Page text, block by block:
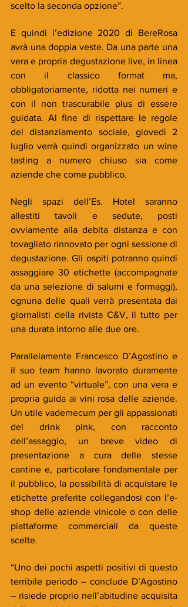
scelto la seconda opzione”.
E quindi l’edizione 2020 di BereRosa
avrà una doppia veste. Da una parte una
vera e propria degustazione live, in linea
con il classico format ma,
obbligatoriamente, ridotta nei numeri e
con il non trascurabile plus di essere
guidata. Al fine di rispettare le regole
del distanziamento sociale, giovedì 2
luglio verrà quindi organizzato un wine
tasting a numero chiuso sia come
aziende che come pubblico.
Negli spazi dell’Es. Hotel saranno
allestiti tavoli e sedute, posti
ovviamente alla debita distanza e con
tovagliato rinnovato per ogni sessione di
degustazione. Gli ospiti potranno quindi
assaggiare 30 etichette (accompagnate
da una selezione di salumi e formaggi),
ognuna delle quali verrà presentata dai
giornalisti della rivista C&V, il tutto per
una durata intorno alle due ore.
Parallelamente Francesco D’Agostino e
il suo team hanno lavorato duramente
ad un evento “virtuale”, con una vera e
propria guida ai vini rosa delle aziende.
Un utile vademecum per gli appassionati
del drink pink, con racconto
dell’assaggio, un breve video di
presentazione a cura delle stesse
cantine e, particolare fondamentale per
il pubblico, la possibilità di acquistare le
etichette preferite collegandosi con l’e-
shop delle aziende vinicole o con delle
piattaforme commerciali da queste
scelte.
“Uno dei pochi aspetti positivi di questo
terribile periodo – conclude D’Agostino
– risiede proprio nell’abitudine acquisita